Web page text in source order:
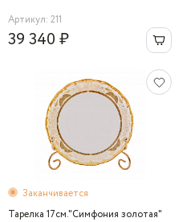
Артикул: 211
39 340 ₽
Заканчивается
Тарелка 17см."Симфония золотая"